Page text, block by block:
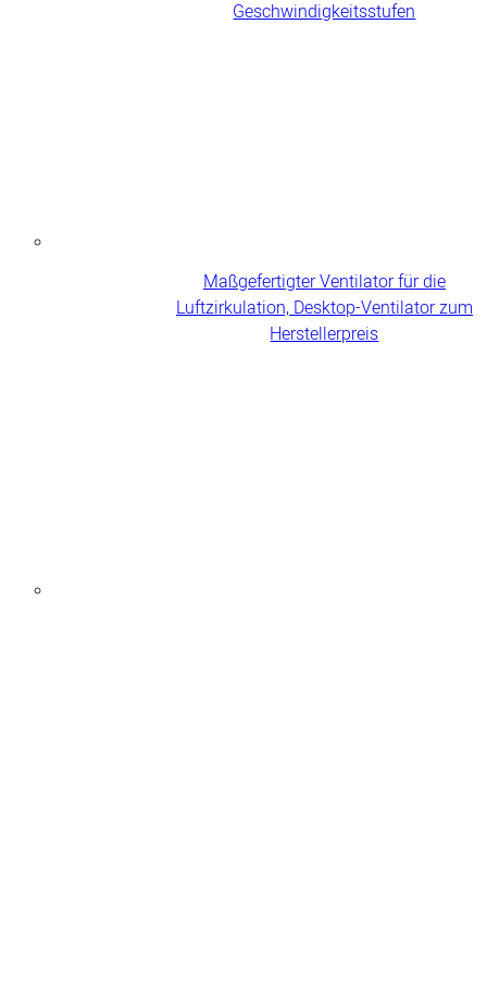
Geschwindigkeitsstufen
Maßgefertigter Ventilator für die
Luftzirkulation, Desktop-Ventilator zum
Herstellerpreis